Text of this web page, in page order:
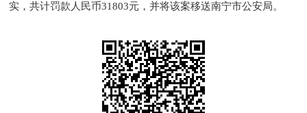
实，共计罚款人民币31803元，并将该案移送南宁市公安局。